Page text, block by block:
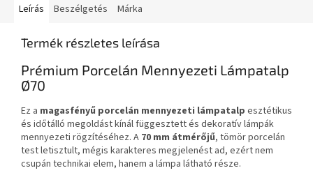
Leírás Beszélgetés Márka
Termék részletes leírása
Prémium Porcelán Mennyezeti Lámpatalp
Ø70
Ez a magasfényű porcelán mennyezeti lámpatalp esztétikus
és időtálló megoldást kínál függesztett és dekoratív lámpák
mennyezeti rögzítéséhez. A 70 mm átmérőjű, tömör porcelán
test letisztult, mégis karakteres megjelenést ad, ezért nem
csupán technikai elem, hanem a lámpa látható része.